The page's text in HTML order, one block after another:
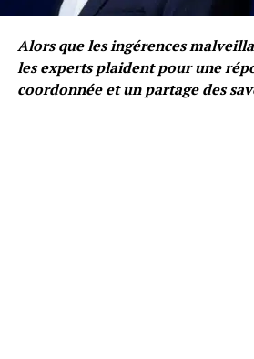
Alors que les ingérences
les experts plaident pour une
coordonnée et un partage des